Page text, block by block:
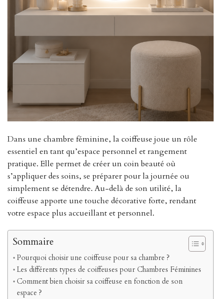
Dans une chambre féminine, la coiffeuse joue un rôle
essentiel en tant qu’espace personnel et rangement
pratique. Elle permet de créer un coin beauté où
s’appliquer des soins, se préparer pour la journée ou
simplement se détendre. Au-delà de son utilité, la
coiffeuse apporte une touche décorative forte, rendant
votre espace plus accueillant et personnel.
Sommaire
Pourquoi choisir une coiffeuse pour sa chambre ?
Les différents types de coiffeuses pour Chambres Féminines
Comment bien choisir sa coiffeuse en fonction de son
espace ?